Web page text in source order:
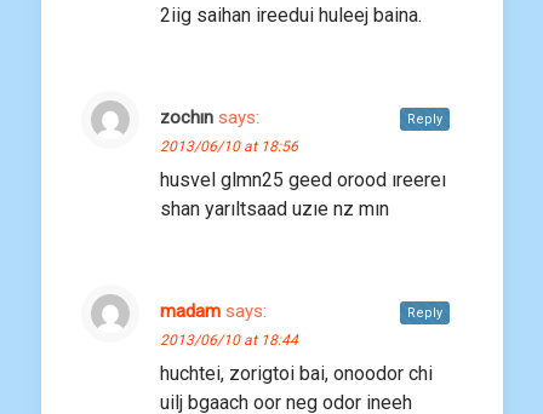
2iig saihan ireedui huleej baina.
zochın says:
2013/06/10 at 18:56
husvel glmn25 geed orood ıreereı
shan yarıltsaad uzıe nz mın
Reply
madam says:
2013/06/10 at 18:44
huchtei, zorigtoi bai, onoodor chi
uilj bgaach oor neg odor ineeh
Reply